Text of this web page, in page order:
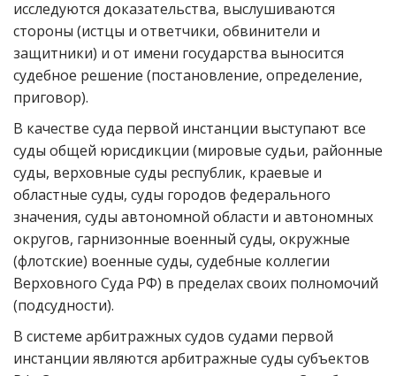
исследуются доказательства, выслушиваются
стороны (истцы и ответчики, обвинители и
защитники) и от имени государства выносится
судебное решение (постановление, определение,
приговор).
В качестве суда первой инстанции выступают все
суды общей юрисдикции (мировые судьи, районные
суды, верховные суды республик, краевые и
областные суды, суды городов федерального
значения, суды автономной области и автономных
округов, гарнизонные военный суды, окружные
(флотские) военные суды, судебные коллегии
Верховного Суда РФ) в пределах своих полномочий
(подсудности).
В системе арбитражных судов судами первой
инстанции являются арбитражные суды субъектов